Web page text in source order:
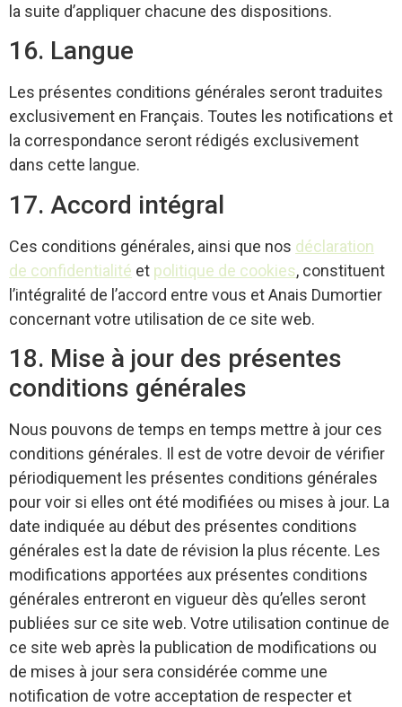
la suite d’appliquer chacune des dispositions.
16. Langue
Les présentes conditions générales seront traduites
exclusivement en Français. Toutes les notifications et
la correspondance seront rédigés exclusivement
dans cette langue.
17. Accord intégral
Ces conditions générales, ainsi que nos déclaration
de confidentialité et politique de cookies, constituent
l’intégralité de l’accord entre vous et Anais Dumortier
concernant votre utilisation de ce site web.
18. Mise à jour des présentes
conditions générales
Nous pouvons de temps en temps mettre à jour ces
conditions générales. Il est de votre devoir de vérifier
périodiquement les présentes conditions générales
pour voir si elles ont été modifiées ou mises à jour. La
date indiquée au début des présentes conditions
générales est la date de révision la plus récente. Les
modifications apportées aux présentes conditions
générales entreront en vigueur dès qu’elles seront
publiées sur ce site web. Votre utilisation continue de
ce site web après la publication de modifications ou
de mises à jour sera considérée comme une
notification de votre acceptation de respecter et